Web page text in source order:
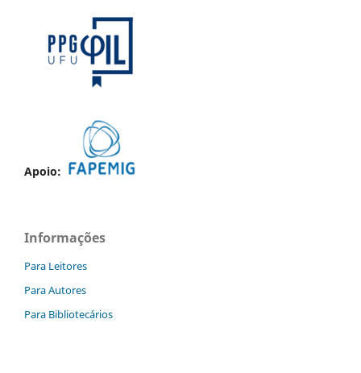
Apoio:
Informações
Para Leitores
Para Autores
Para Bibliotecários